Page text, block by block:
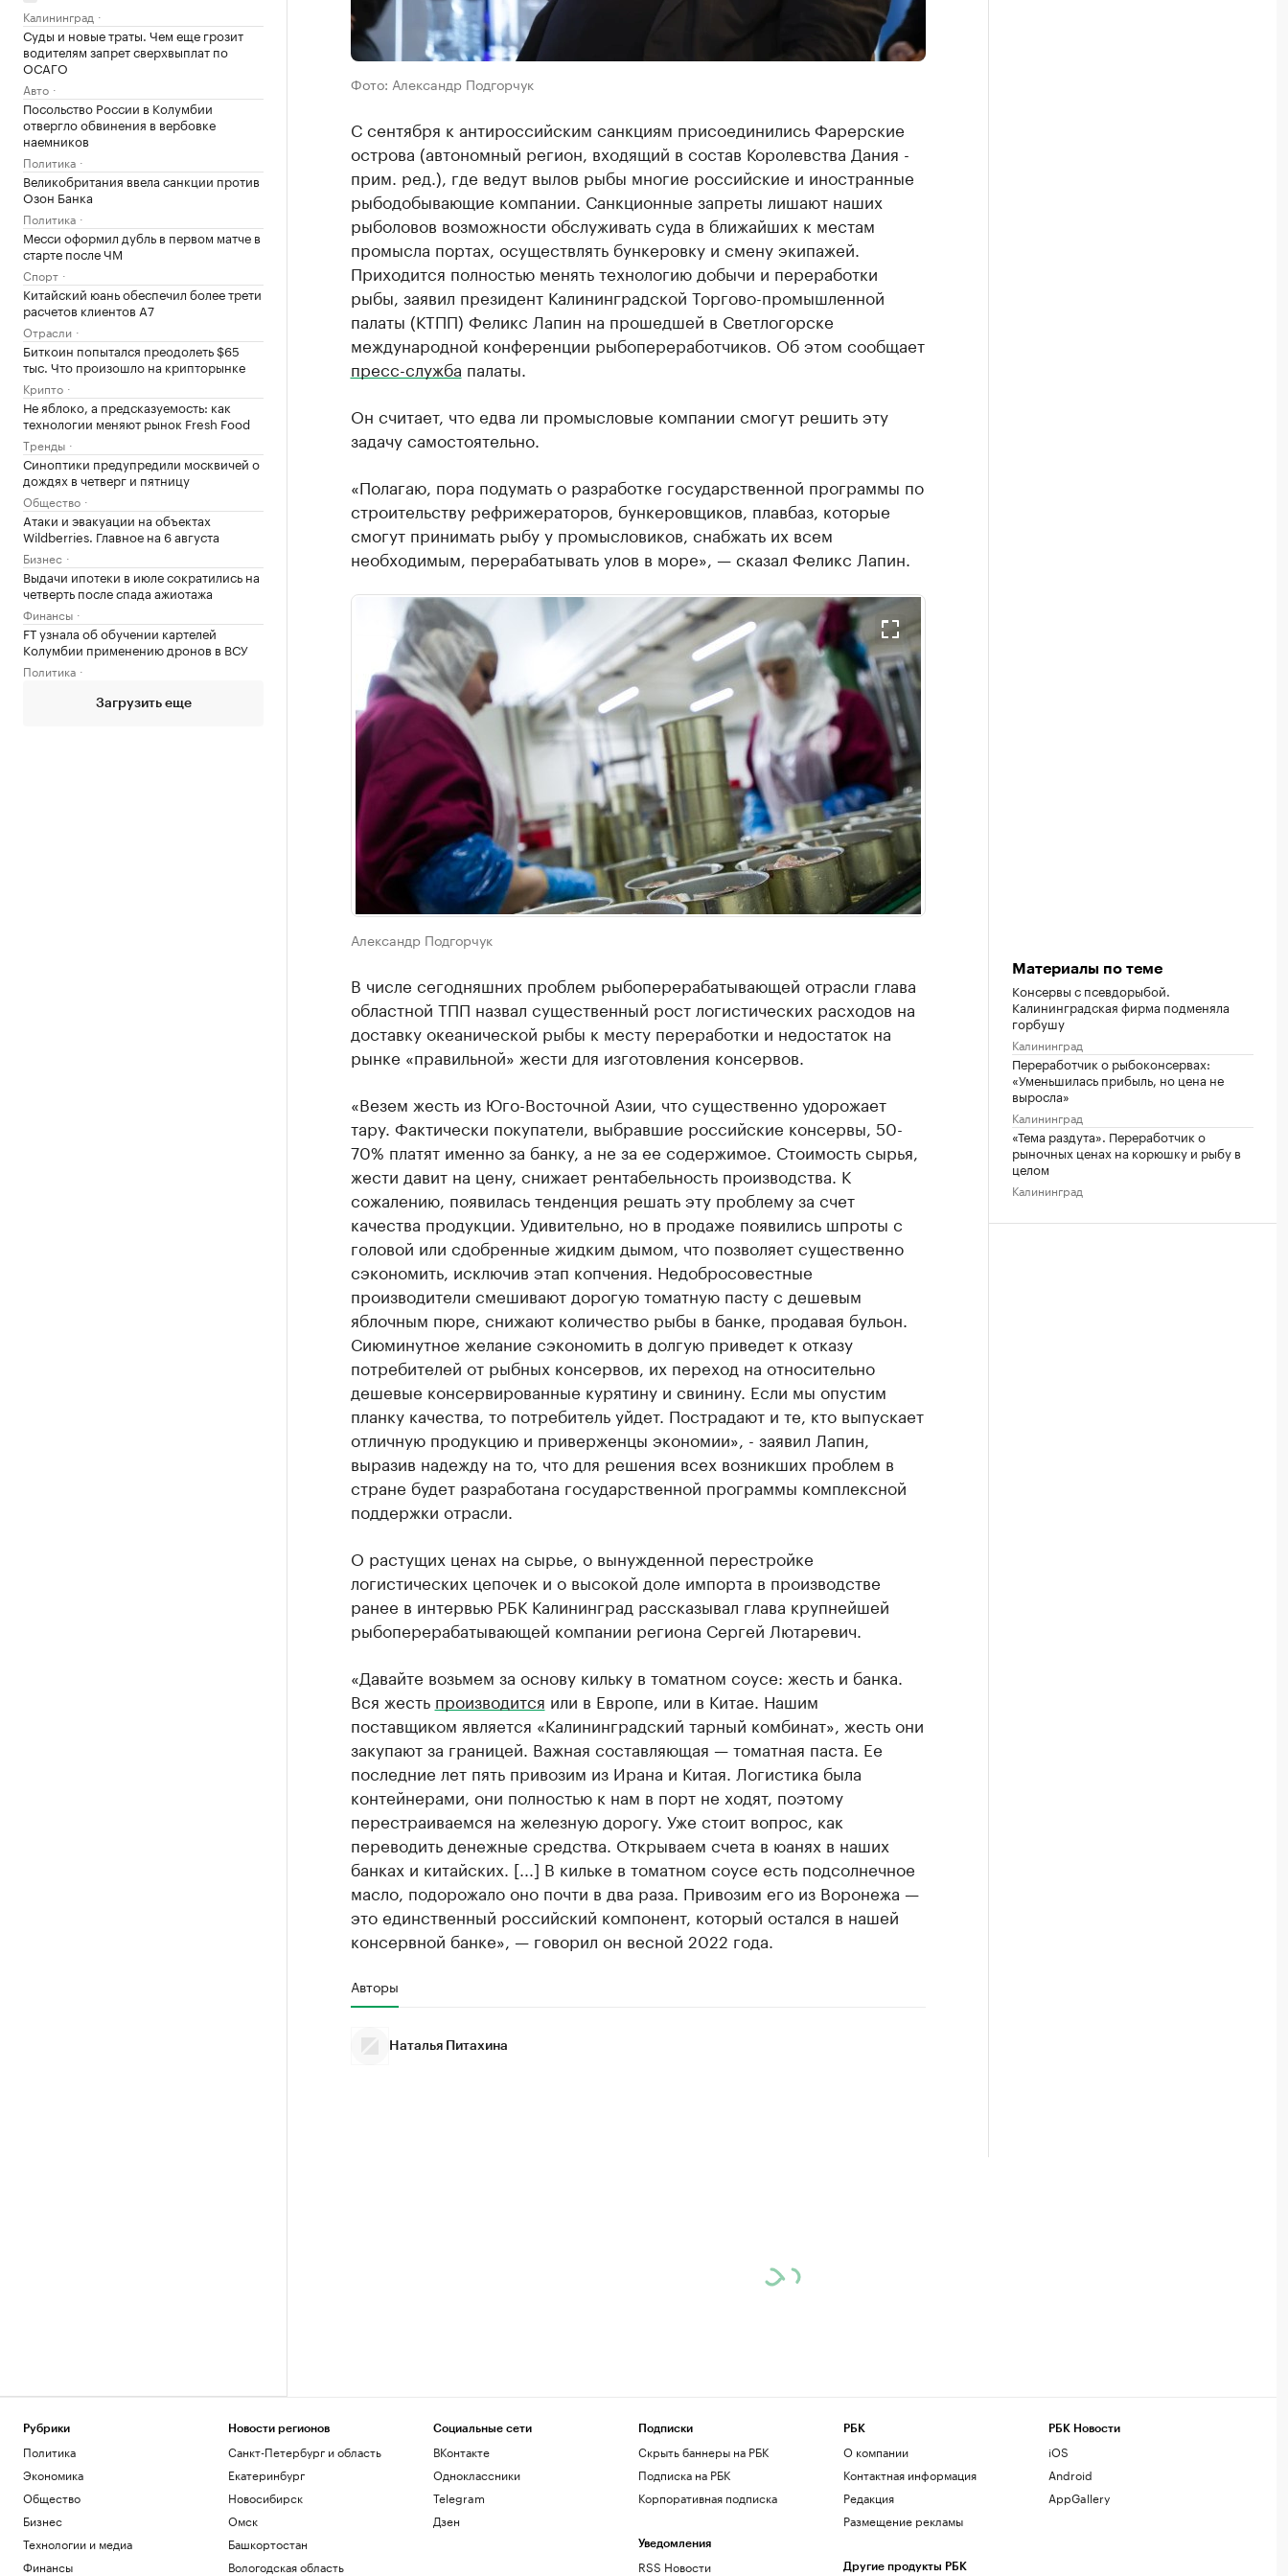
Калининград
Суды и новые траты. Чем еще грозит
водителям запрет сверхвыплат по
ОСАГО
Авто
Посольство России в Колумбии
отвергло обвинения в вербовке
наемников
Политика
Великобритания ввела санкции против
Озон Банка
Политика
Месси оформил дубль в первом матче в
старте после ЧМ
Спорт
Китайский юань обеспечил более трети
расчетов клиентов А7
Отрасли
Биткоин попытался преодолеть $65
тыс. Что произошло на крипторынке
Крипто
Не яблоко, а предсказуемость: как
технологии меняют рынок Fresh Food
Тренды
Синоптики предупредили москвичей о
дождях в четверг и пятницу
Общество
Атаки и эвакуации на объектах
Wildberries. Главное на 6 августа
Бизнес
Выдачи ипотеки в июле сократились на
четверть после спада ажиотажа
Финансы
FT узнала об обучении картелей
Колумбии применению дронов в ВСУ
Политика
Загрузить еще
Фото: Александр Подгорчук
С сентября к антироссийским санкциям присоединились Фарерские
острова (автономный регион, входящий в состав Королевства Дания -
прим. ред.), где ведут вылов рыбы многие российские и иностранные
рыбодобывающие компании. Санкционные запреты лишают наших
рыболовов возможности обслуживать суда в ближайших к местам
промысла портах, осуществлять бункеровку и смену экипажей.
Приходится полностью менять технологию добычи и переработки
рыбы, заявил президент Калининградской Торгово-промышленной
палаты (КТПП) Феликс Лапин на прошедшей в Светлогорске
международной конференции рыбопереработчиков. Об этом сообщает
пресс-служба палаты.
Он считает, что едва ли промысловые компании смогут решить эту
задачу самостоятельно.
«Полагаю, пора подумать о разработке государственной программы по
строительству рефрижераторов, бункеровщиков, плавбаз, которые
смогут принимать рыбу у промысловиков, снабжать их всем
необходимым, перерабатывать улов в море», — сказал Феликс Лапин.
Александр Подгорчук
В числе сегодняшних проблем рыбоперерабатывающей отрасли глава
областной ТПП назвал существенный рост логистических расходов на
доставку океанической рыбы к месту переработки и недостаток на
рынке «правильной» жести для изготовления консервов.
«Везем жесть из Юго-Восточной Азии, что существенно удорожает
тару. Фактически покупатели, выбравшие российские консервы, 50-
70% платят именно за банку, а не за ее содержимое. Стоимость сырья,
жести давит на цену, снижает рентабельность производства. К
сожалению, появилась тенденция решать эту проблему за счет
качества продукции. Удивительно, но в продаже появились шпроты с
головой или сдобренные жидким дымом, что позволяет существенно
сэкономить, исключив этап копчения. Недобросовестные
производители смешивают дорогую томатную пасту с дешевым
яблочным пюре, снижают количество рыбы в банке, продавая бульон.
Сиюминутное желание сэкономить в долгую приведет к отказу
потребителей от рыбных консервов, их переход на относительно
дешевые консервированные курятину и свинину. Если мы опустим
планку качества, то потребитель уйдет. Пострадают и те, кто выпускает
отличную продукцию и приверженцы экономии», - заявил Лапин,
выразив надежду на то, что для решения всех возникших проблем в
стране будет разработана государственной программы комплексной
поддержки отрасли.
О растущих ценах на сырье, о вынужденной перестройке
логистических цепочек и о высокой доле импорта в производстве
ранее в интервью РБК Калининград рассказывал глава крупнейшей
рыбоперерабатывающей компании региона Сергей Лютаревич.
«Давайте возьмем за основу кильку в томатном соусе: жесть и банка.
Вся жесть производится или в Европе, или в Китае. Нашим
поставщиком является «Калининградский тарный комбинат», жесть они
закупают за границей. Важная составляющая — томатная паста. Ее
последние лет пять привозим из Ирана и Китая. Логистика была
контейнерами, они полностью к нам в порт не ходят, поэтому
перестраиваемся на железную дорогу. Уже стоит вопрос, как
переводить денежные средства. Открываем счета в юанях в наших
банках и китайских. [...] В кильке в томатном соусе есть подсолнечное
масло, подорожало оно почти в два раза. Привозим его из Воронежа —
это единственный российский компонент, который остался в нашей
консервной банке», — говорил он весной 2022 года.
Авторы
Наталья Питахина
Материалы по теме
Консервы с псевдорыбой.
Калининградская фирма подменяла
горбушу
Калининград
Переработчик о рыбоконсервах:
«Уменьшилась прибыль, но цена не
выросла»
Калининград
«Тема раздута». Переработчик о
рыночных ценах на корюшку и рыбу в
целом
Калининград
Рубрики
Политика
Экономика
Общество
Бизнес
Технологии и медиа
Финансы
Новости регионов
Санкт-Петербург и область
Екатеринбург
Новосибирск
Омск
Башкортостан
Вологодская область
Социальные сети
ВКонтакте
Одноклассники
Telegram
Дзен
Подписки
Скрыть баннеры на РБК
Подписка на РБК
Корпоративная подписка
Уведомления
RSS Новости
РБК
О компании
Контактная информация
Редакция
Размещение рекламы
Другие продукты РБК
РБК Новости
iOS
Android
AppGallery